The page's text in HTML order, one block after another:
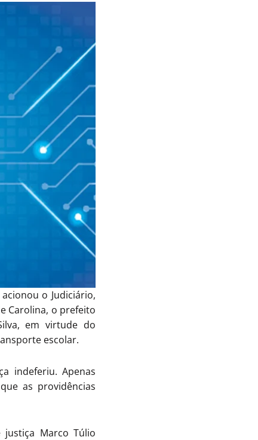
o Judiciário,
Carolina, o prefeito
em virtude do
escolar.
indeferiu. Apenas
as providências
Marco Túlio